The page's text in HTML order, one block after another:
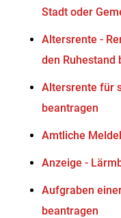
Stadt oder
Altersrente -
den Ruhestand
Altersrente für
beantragen
Amtliche
Anzeige -
Aufgraben
beantragen